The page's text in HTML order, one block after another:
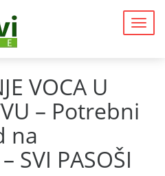
VOCA U
– Potrebni
na
SVI PASOŠI